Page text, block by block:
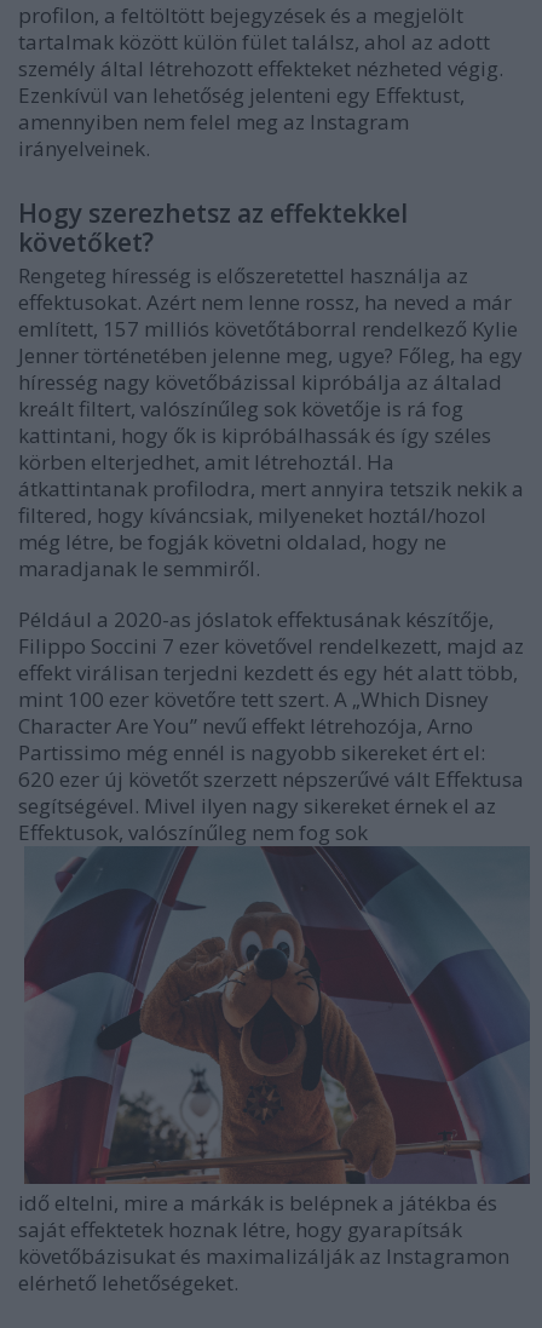
profilon, a feltöltött bejegyzések és a megjelölt
tartalmak között külön fület találsz, ahol az adott
személy által létrehozott effekteket nézheted végig.
Ezenkívül van lehetőség jelenteni egy Effektust,
amennyiben nem felel meg az Instagram
irányelveinek.
Hogy szerezhetsz az effektekkel
követőket?
Rengeteg híresség is előszeretettel használja az
effektusokat. Azért nem lenne rossz, ha neved a már
említett, 157 milliós követőtáborral rendelkező Kylie
Jenner történetében jelenne meg, ugye? Főleg, ha egy
híresség nagy követőbázissal kipróbálja az általad
kreált filtert, valószínűleg sok követője is rá fog
kattintani, hogy ők is kipróbálhassák és így széles
körben elterjedhet, amit létrehoztál. Ha
átkattintanak profilodra, mert annyira tetszik nekik a
filtered, hogy kíváncsiak, milyeneket hoztál/hozol
még létre, be fogják követni oldalad, hogy ne
maradjanak le semmiről.
Például a 2020-as jóslatok effektusának készítője,
Filippo Soccini 7 ezer követővel rendelkezett, majd az
effekt virálisan terjedni kezdett és egy hét alatt több,
mint 100 ezer követőre tett szert. A „Which Disney
Character Are You” nevű effekt létrehozója, Arno
Partissimo még ennél is nagyobb sikereket ért el:
620 ezer új követőt szerzett népszerűvé vált Effektusa
segítségével. Mivel ilyen nagy sikereket érnek el az
Effektusok, valószínűleg nem fog sok
idő eltelni, mire a márkák is belépnek a játékba és
saját effektetek hoznak létre, hogy gyarapítsák
követőbázisukat és maximalizálják az Instagramon
elérhető lehetőségeket.